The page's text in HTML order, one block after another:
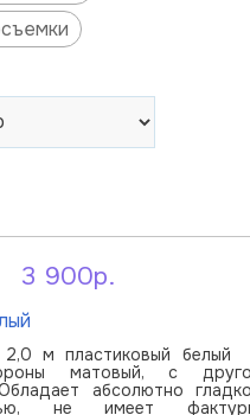
3 900р.
м пластиковый белый
матовый, с
абсолютно
не имеет